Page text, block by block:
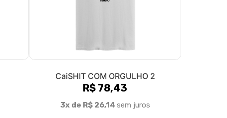
CaiSHIT COM ORGULHO 2
R$ 78,43
3x de R$ 26,14 sem juros